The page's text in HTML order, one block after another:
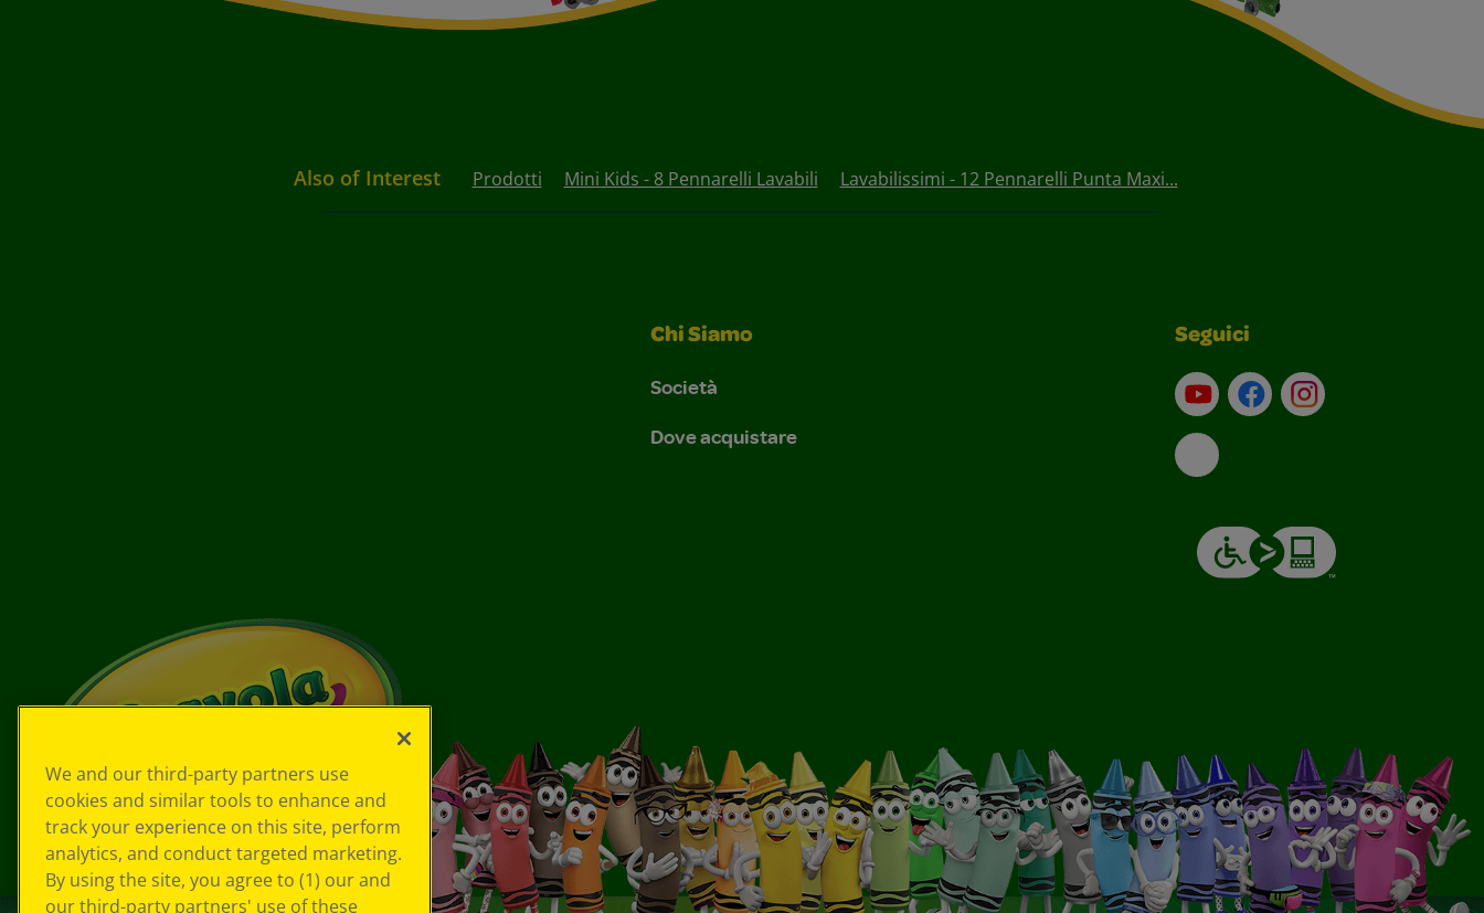
Also of Interest Prodotti Mini Kids - 8 Pennarelli Lavabili Lavabilissimi - 12 Pennarelli Punta Maxi...
Chi Siamo
Società
Dove acquistare
Seguici
Su YouTube
ContattiProfilo Instagram
Email
We and our third-party partners use
cookies and similar tools to enhance and
track your experience on this site, perform
analytics, and conduct targeted marketing.
By using the site, you agree to (1) our and
our third-party partners' use of these